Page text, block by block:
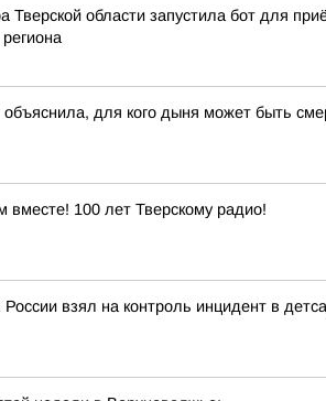
Тверской области запустила бот для
объяснила, для кого дыня может быть
вместе! 100 лет Тверскому радио!
взял на контроль инцидент в